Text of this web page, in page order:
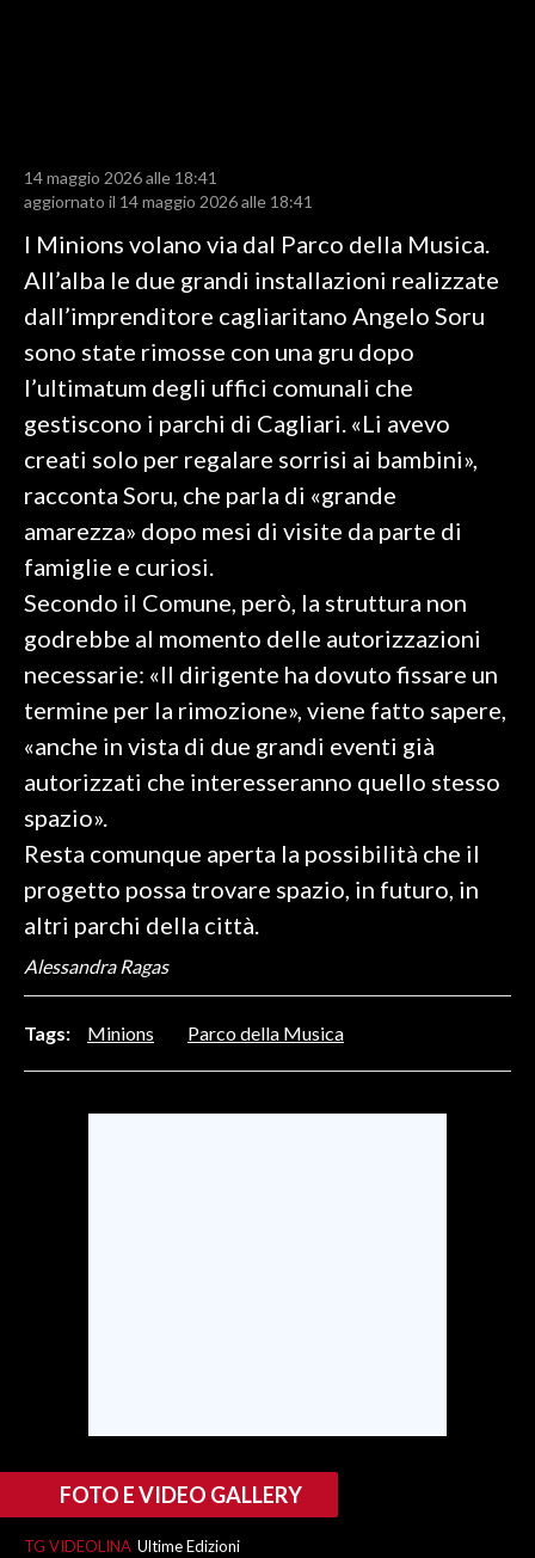
CALCIO REGIONALE
BASKET
VOLLEY
MOTORI
TENNIS
ALTRI SPORT
CULTURA
SPETTACOLI
SALUTE
SARDEGNA TURISMO
SARDI NEL MONDO
#CARAUNIONE
3 MINUTI CON
INSULARITÀ
INFO AZIENDE
ABBONATI
14 maggio 2026 alle 18:41
aggiornato il 14 maggio 2026 alle 18:41
I Minions volano via dal Parco della Musica.
All’alba le due grandi installazioni realizzate
dall’imprenditore cagliaritano Angelo Soru
sono state rimosse con una gru dopo
l’ultimatum degli uffici comunali che
gestiscono i parchi di Cagliari. «Li avevo
creati solo per regalare sorrisi ai bambini»,
racconta Soru, che parla di «grande
amarezza» dopo mesi di visite da parte di
famiglie e curiosi.
Secondo il Comune, però, la struttura non
godrebbe al momento delle autorizzazioni
necessarie: «Il dirigente ha dovuto fissare un
termine per la rimozione», viene fatto sapere,
«anche in vista di due grandi eventi già
autorizzati che interesseranno quello stesso
spazio».
Resta comunque aperta la possibilità che il
progetto possa trovare spazio, in futuro, in
altri parchi della città.
Alessandra Ragas
Tags: Minions Parco della Musica
FOTO E VIDEO GALLERY
TG VIDEOLINA Ultime Edizioni